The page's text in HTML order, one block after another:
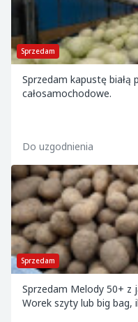
Sprzedam
Sprzedam kapustę białą
całosamochodowe.
Do uzgodnienia
Sprzedam
Sprzedam Melody 50+ z
Worek szyty lub big bag,